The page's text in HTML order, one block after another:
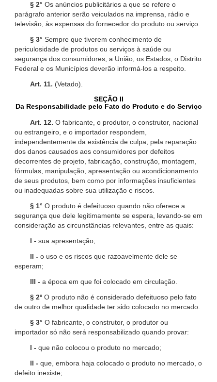
§ 2° Os anúncios publicitários a que se refere o
parágrafo anterior serão veiculados na imprensa, rádio e
televisão, às expensas do fornecedor do produto ou serviço.
§ 3° Sempre que tiverem conhecimento de
periculosidade de produtos ou serviços à saúde ou
segurança dos consumidores, a União, os Estados, o Distrito
Federal e os Municípios deverão informá-los a respeito.
Art. 11. (Vetado).
SEÇÃO II
Da Responsabilidade pelo Fato do Produto e do Serviço
Art. 12. O fabricante, o produtor, o construtor, nacional
ou estrangeiro, e o importador respondem,
independentemente da existência de culpa, pela reparação
dos danos causados aos consumidores por defeitos
decorrentes de projeto, fabricação, construção, montagem,
fórmulas, manipulação, apresentação ou acondicionamento
de seus produtos, bem como por informações insuficientes
ou inadequadas sobre sua utilização e riscos.
§ 1° O produto é defeituoso quando não oferece a
segurança que dele legitimamente se espera, levando-se em
consideração as circunstâncias relevantes, entre as quais:
I - sua apresentação;
II - o uso e os riscos que razoavelmente dele se
esperam;
III - a época em que foi colocado em circulação.
§ 2º O produto não é considerado defeituoso pelo fato
de outro de melhor qualidade ter sido colocado no mercado.
§ 3° O fabricante, o construtor, o produtor ou
importador só não será responsabilizado quando provar:
I - que não colocou o produto no mercado;
II - que, embora haja colocado o produto no mercado, o
defeito inexiste;